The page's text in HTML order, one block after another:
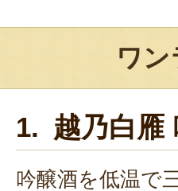
ワ
1. 越乃白雁
吟醸酒を低温で